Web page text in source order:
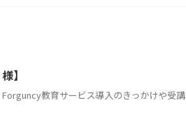
】
教育サービス導入のきっかけや受講